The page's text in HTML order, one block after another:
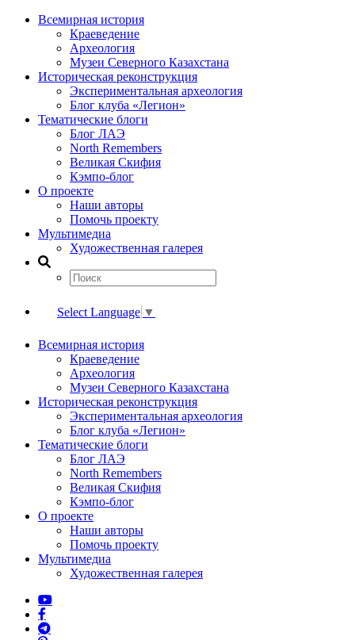
Всемирная история
Краеведение
Археология
Музеи Северного Казахстана
Историческая реконструкция
Экспериментальная археология
Блог клуба «Легион»
Тематические блоги
Блог ЛАЭ
North Remembers
Великая Скифия
Кэмпо-блог
О проекте
Наши авторы
Помочь проекту
Мультимедиа
Художественная галерея
Select Language ▼
Всемирная история
Краеведение
Археология
Музеи Северного Казахстана
Историческая реконструкция
Экспериментальная археология
Блог клуба «Легион»
Тематические блоги
Блог ЛАЭ
North Remembers
Великая Скифия
Кэмпо-блог
О проекте
Наши авторы
Помочь проекту
Мультимедиа
Художественная галерея